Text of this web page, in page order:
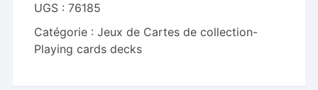
Guard)
UGS :76185
Catégorie :Jeux de Cartes de collection-
Playing cards decks